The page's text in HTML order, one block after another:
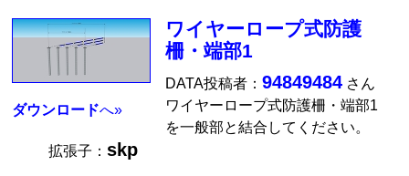
ダウンロードへ»
ワイヤーロープ式防護
柵・端部1
DATA投稿者：94849484 さん
ワイヤーロープ式防護柵・端部1
を一般部と結合してください。
拡張子：skp